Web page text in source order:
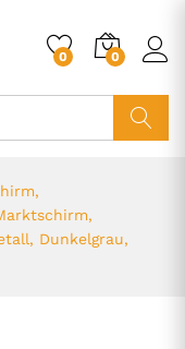
0 0
Dunkelgrau,